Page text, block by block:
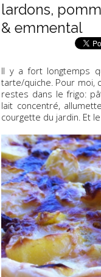
lardons,
& emmental
Il y a fort longtemps
tarte/quiche. Pour moi,
restes dans le frigo:
lait concentré,
courgette du jardin. Et